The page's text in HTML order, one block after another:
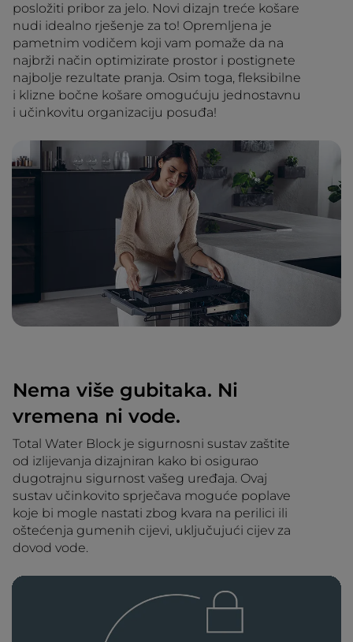
posložiti pribor za jelo. Novi dizajn treće košare
nudi idealno rješenje za to! Opremljena je
pametnim vodičem koji vam pomaže da na
najbrži način optimizirate prostor i postignete
najbolje rezultate pranja. Osim toga, fleksibilne
i klizne bočne košare omogućuju jednostavnu
i učinkovitu organizaciju posuđa!
Nema više gubitaka. Ni
vremena ni vode.
Total Water Block je sigurnosni sustav zaštite
od izlijevanja dizajniran kako bi osigurao
dugotrajnu sigurnost vašeg uređaja. Ovaj
sustav učinkovito sprječava moguće poplave
koje bi mogle nastati zbog kvara na perilici ili
oštećenja gumenih cijevi, uključujući cijev za
dovod vode.